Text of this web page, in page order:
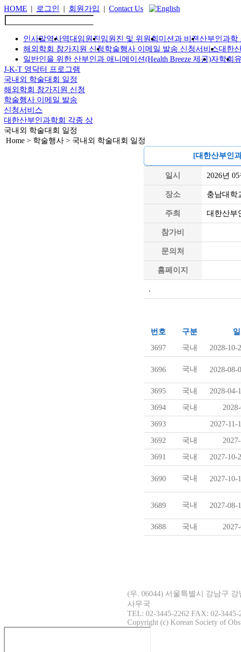
HOME | 로그인 | 회원가입 | Contact Us
인사말역사역대임원진임원진 및 위원회 미션과 비젼산부인과학
해외학회 참가지원 신청학술행사 이메일 발송 신청서비스대한
일반인을 위한 산부인과 애니메이션(Health Breeze 제공)자학회
J-K-T 영닥터 프로그램
국내외 학술대회 일정
해외학회 참가지원 신청
학술행사 이메일 발송
신청서비스
대한산부인과학회 각종 상
국내외 학술대회 일정
Home > 학술행사 > 국내외 학술대회 일정
[대한산부인
일시 2026년
장소 충남대학
주최 대한산부
참가비
문의처
홈페이지
.
번호 구분 일
3697
국내 2028-10-
3696 국내 2028-08-
3695
국내 2028-04-
3694
국내
3693
2027-11-
3692
국내
3691
국내 2027-10-
3690 국내 2027-10-
3689 국내 2027-08-
3688
국내
(우. 06044) 서울특별시 강남구
사무국
TEL: 02-3445-2262 FAX: 02-3445-
Copyright (c) Korean Society of